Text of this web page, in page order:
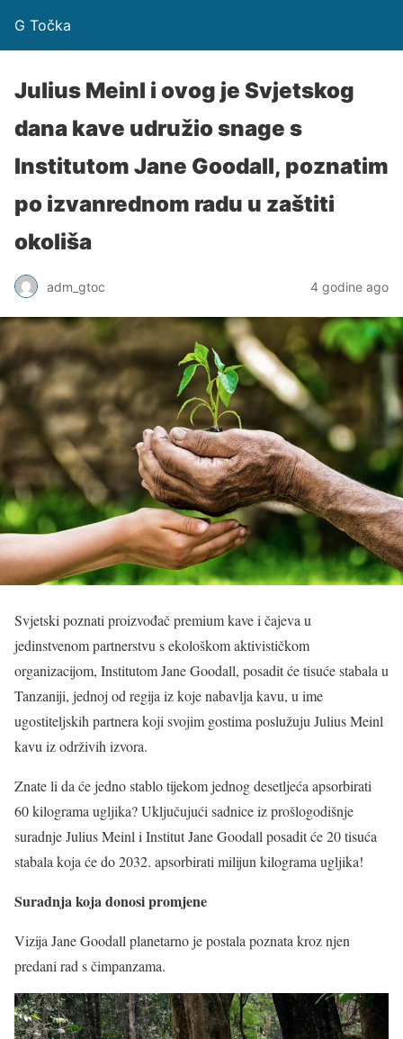
G Točka
Julius Meinl i ovog je Svjetskog
dana kave udružio snage s
Institutom Jane Goodall, poznatim
po izvanrednom radu u zaštiti
okoliša
adm_gtoc 4 godine ago
Svjetski poznati proizvođač premium kave i čajeva u
jedinstvenom partnerstvu s ekološkom aktivističkom
organizacijom, Institutom Jane Goodall, posadit će tisuće stabala u
Tanzaniji, jednoj od regija iz koje nabavlja kavu, u ime
ugostiteljskih partnera koji svojim gostima poslužuju Julius Meinl
kavu iz održivih izvora.
Znate li da će jedno stablo tijekom jednog desetljeća apsorbirati
60 kilograma ugljika? Uključujući sadnice iz prošlogodišnje
suradnje Julius Meinl i Institut Jane Goodall posadit će 20 tisuća
stabala koja će do 2032. apsorbirati milijun kilograma ugljika!
Suradnja koja donosi promjene
Vizija Jane Goodall planetarno je postala poznata kroz njen
predani rad s čimpanzama.